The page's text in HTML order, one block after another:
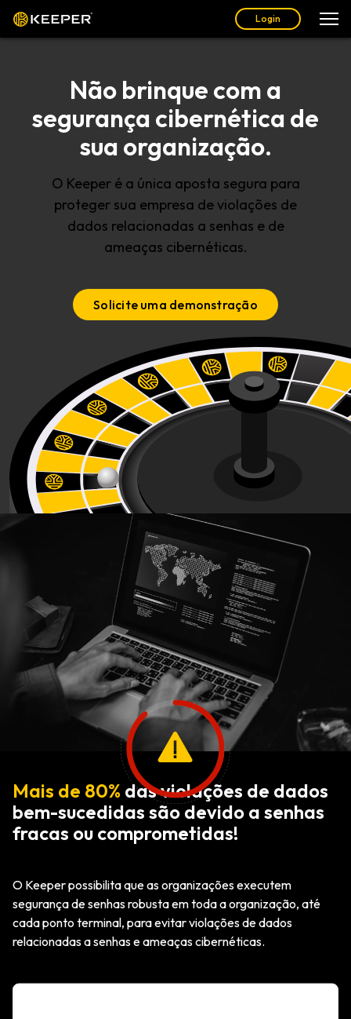
Login
Não brinque com a
segurança cibernética de
sua organização.
O Keeper é a única aposta segura para
proteger sua empresa de violações de
dados relacionadas a senhas e de
ameaças cibernéticas.
Solicite uma demonstração
Mais de 80% das violações de dados
bem-sucedidas são devido a senhas
fracas ou comprometidas!
O Keeper possibilita que as organizações executem
segurança de senhas robusta em toda a organização, até
cada ponto terminal, para evitar violações de dados
relacionadas a senhas e ameaças cibernéticas.